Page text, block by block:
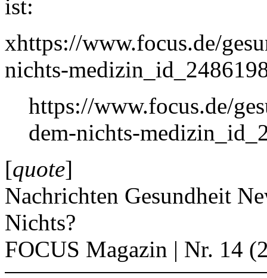
ist:
xhttps://www.focus.de/
nichts-
https://www.focus.de/
dem-nichts-
[quote]
Nachrichten Gesundheit
Nichts?
FOCUS Magazin | Nr. 14